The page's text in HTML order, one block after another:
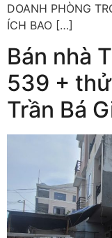
DOANH PHÒNG
ÍCH BAO […]
Bán nhà
539 +
Trần Bá